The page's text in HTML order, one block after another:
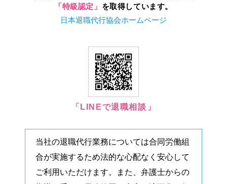
「特級認定」 を取得しています。
日本退職代行協会ホームページ
「LINEで退職相談」
当社の退職代行業務については合同労働組
合が実施するため法的な心配なく安心して
ご利用いただけます。また、弁護士からの